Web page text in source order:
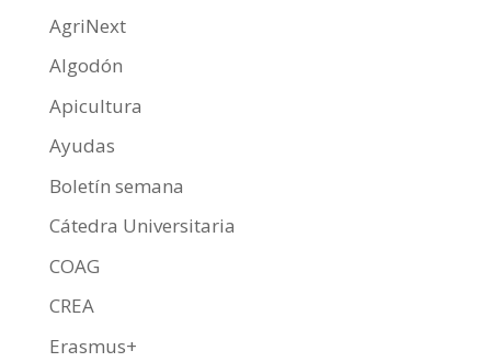
AgriNext
Algodón
Apicultura
Ayudas
Boletín semana
Cátedra Universitaria
COAG
CREA
Erasmus+